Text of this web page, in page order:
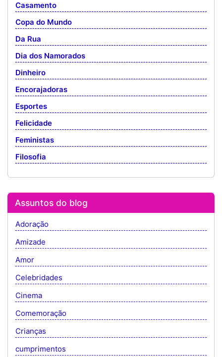
Casamento
Copa do Mundo
Da Rua
Dia dos Namorados
Dinheiro
Encorajadoras
Esportes
Felicidade
Feministas
Filosofia
Assuntos do blog
Adoração
Amizade
Amor
Celebridades
Cinema
Comemoração
Crianças
cumprimentos